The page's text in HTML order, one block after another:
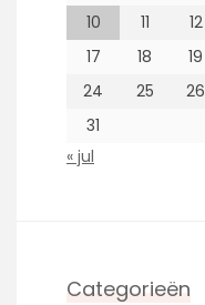
10
11 12
17
18 19
24
25 26
31
« jul
Categorieën